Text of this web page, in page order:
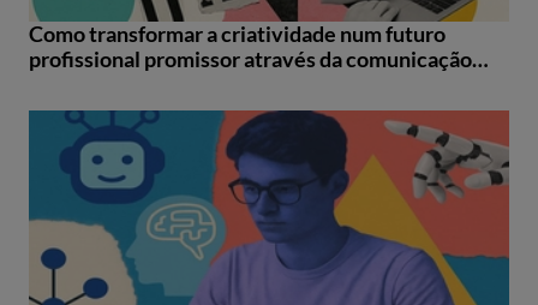
Como transformar a criatividade num futuro
profissional promissor através da comunicação